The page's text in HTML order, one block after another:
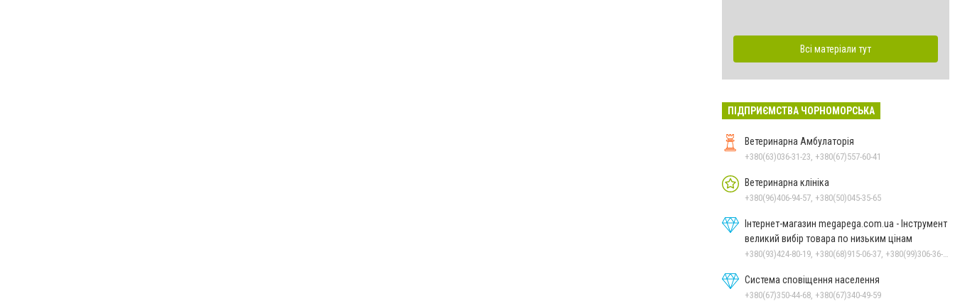
Всі матеріали тут
ПІДПРИЄМСТВА ЧОРНОМОРСЬКА
Ветеринарна Амбулаторія
+380(63)036-31-23, +380(67)557-60-41
Ветеринарна клініка
+380(96)406-94-57, +380(50)045-35-65
Інтернет-магазин megapega.com.ua - Інструмент
великий вибір товара по низьким цінам
Система сповіщення населення
+380(67)350-44-68, +380(67)340-49-59